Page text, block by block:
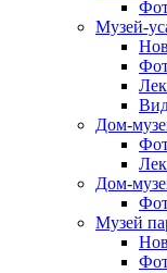
Музей-
Дом-
Дом-
Музей